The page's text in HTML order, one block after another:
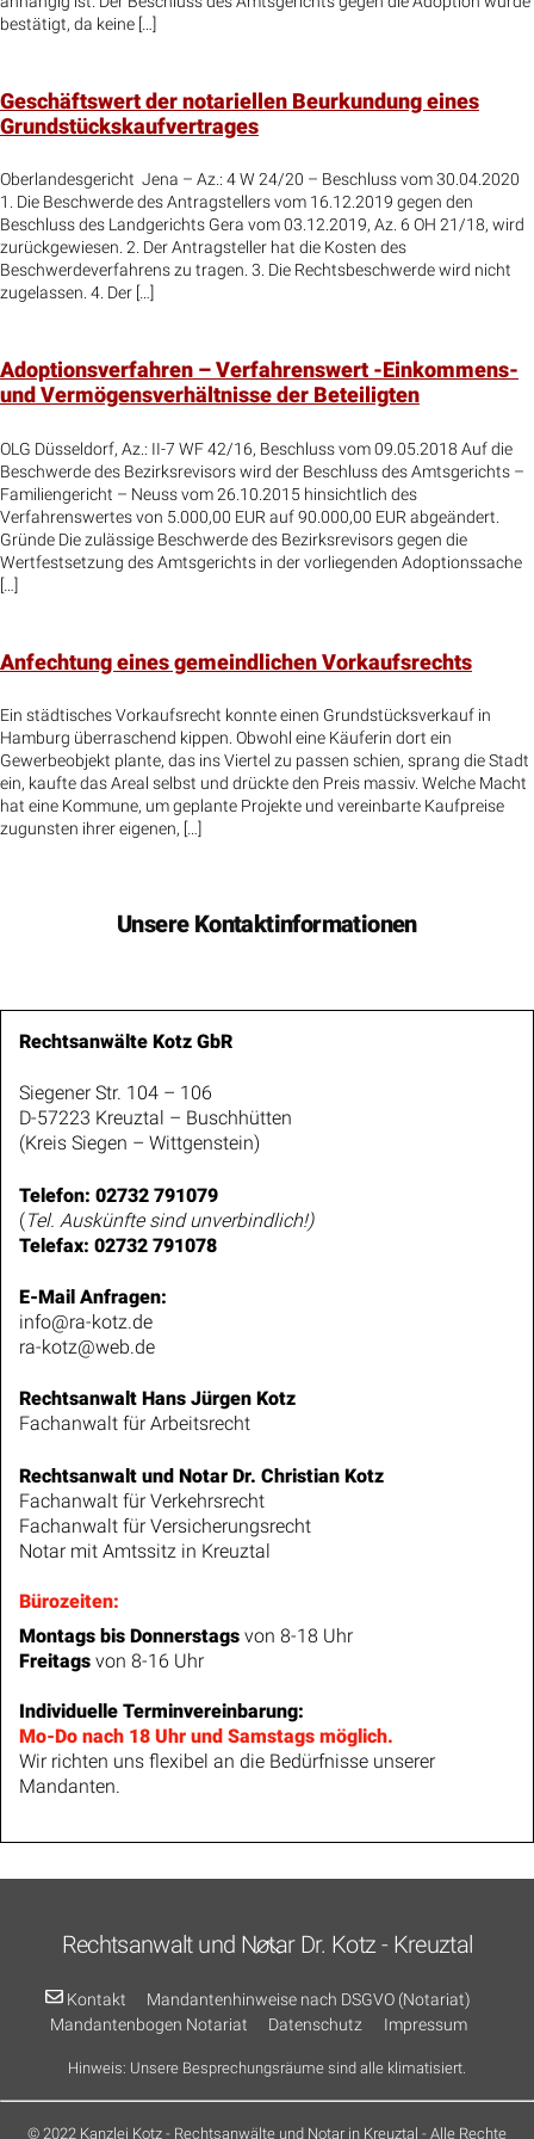
bestätigt, da keine […]
Geschäftswert der notariellen Beurkundung eines
Grundstückskaufvertrages
Oberlandesgericht Jena – Az.: 4 W 24/20 – Beschluss vom 30.04.2020
1. Die Beschwerde des Antragstellers vom 16.12.2019 gegen den
Beschluss des Landgerichts Gera vom 03.12.2019, Az. 6 OH 21/18, wird
zurückgewiesen. 2. Der Antragsteller hat die Kosten des
Beschwerdeverfahrens zu tragen. 3. Die Rechtsbeschwerde wird nicht
zugelassen. 4. Der […]
Adoptionsverfahren – Verfahrenswert -Einkommens-
und Vermögensverhältnisse der Beteiligten
OLG Düsseldorf, Az.: II-7 WF 42/16, Beschluss vom 09.05.2018 Auf die
Beschwerde des Bezirksrevisors wird der Beschluss des Amtsgerichts –
Familiengericht – Neuss vom 26.10.2015 hinsichtlich des
Verfahrenswertes von 5.000,00 EUR auf 90.000,00 EUR abgeändert.
Gründe Die zulässige Beschwerde des Bezirksrevisors gegen die
Wertfestsetzung des Amtsgerichts in der vorliegenden Adoptionssache
[…]
Anfechtung eines gemeindlichen Vorkaufsrechts
Ein städtisches Vorkaufsrecht konnte einen Grundstücksverkauf in
Hamburg überraschend kippen. Obwohl eine Käuferin dort ein
Gewerbeobjekt plante, das ins Viertel zu passen schien, sprang die Stadt
ein, kaufte das Areal selbst und drückte den Preis massiv. Welche Macht
hat eine Kommune, um geplante Projekte und vereinbarte Kaufpreise
zugunsten ihrer eigenen, […]
Unsere Kontaktinformationen
Rechtsanwälte Kotz GbR
Siegener Str. 104 – 106
D-57223 Kreuztal – Buschhütten
(Kreis Siegen – Wittgenstein)
Telefon: 02732 791079
(Tel. Auskünfte sind unverbindlich!)
Telefax: 02732 791078
E-Mail Anfragen:
info@ra-kotz.de
ra-kotz@web.de
Rechtsanwalt Hans Jürgen Kotz
Fachanwalt für Arbeitsrecht
Rechtsanwalt und Notar Dr. Christian Kotz
Fachanwalt für Verkehrsrecht
Fachanwalt für Versicherungsrecht
Notar mit Amtssitz in Kreuztal
Bürozeiten:
Montags bis Donnerstags von 8-18 Uhr
Freitags von 8-16 Uhr
Individuelle Terminvereinbarung:
Mo-Do nach 18 Uhr und Samstags möglich.
Wir richten uns flexibel an die Bedürfnisse unserer
Mandanten.
Back
Top
Rechtsanwalt und Notar Dr. Kotz - Kreuztal
Kontakt
Mandantenhinweise nach DSGVO (Notariat)
Mandantenbogen Notariat
Datenschutz Impressum
Hinweis: Unsere Besprechungsräume sind alle klimatisiert.
© 2022 Kanzlei Kotz - Rechtsanwälte und Notar in Kreuztal - Alle Rechte